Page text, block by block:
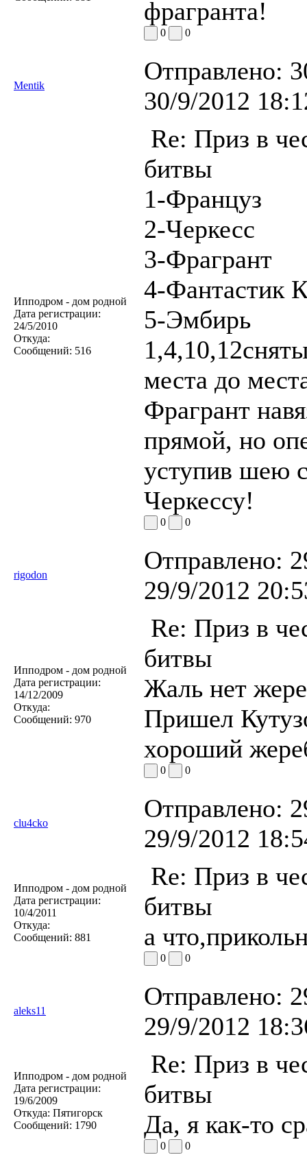
фрагранта!
0 0
Mentik
Отправлено:
30/9/2012
Ипподром - дом родной
Дата регистрации:
24/5/2010
Откуда:
Сообщений: 516
Re: Приз в
битвы
1-Француз
2-Черкесс
3-Фрагрант
4-Фантастик
5-Эмбирь
места до
Фрагрант
прямой, но
уступив шею
Черкессу!
0 0
rigodon
Отправлено:
29/9/2012
Ипподром - дом родной
Дата регистрации:
14/12/2009
Откуда:
Сообщений: 970
Re: Приз в
битвы
Жаль нет
Пришел
хороший
0 0
clu4cko
Отправлено:
29/9/2012
Ипподром - дом родной
Дата регистрации:
10/4/2011
Откуда:
Сообщений: 881
Re: Приз в
битвы
а
0 0
aleks11
Отправлено:
29/9/2012
Ипподром - дом родной
Дата регистрации:
19/6/2009
Откуда: Пятигорск
Сообщений: 1790
Re: Приз в
битвы
Да, я как-то
0 0